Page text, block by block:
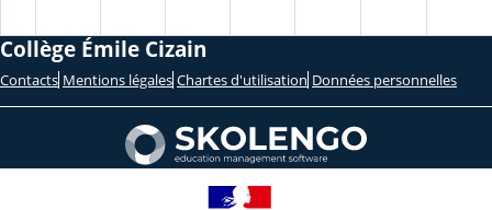
Collège Émile Cizain
Contacts Mentions légales Chartes d'utilisation Données personnelles